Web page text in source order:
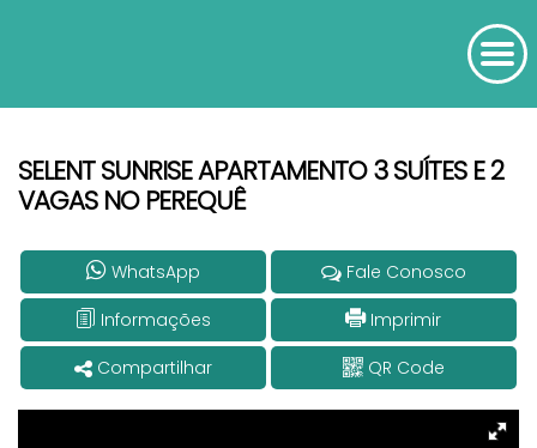
SELENT SUNRISE APARTAMENTO 3 SUÍTES E 2
VAGAS NO PEREQUÊ
WhatsApp Fale Conosco
Informações Imprimir
Compartilhar QR Code